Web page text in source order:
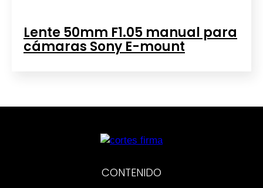
Lente 50mm F1.05 manual para
cámaras Sony E-mount
CONTENIDO